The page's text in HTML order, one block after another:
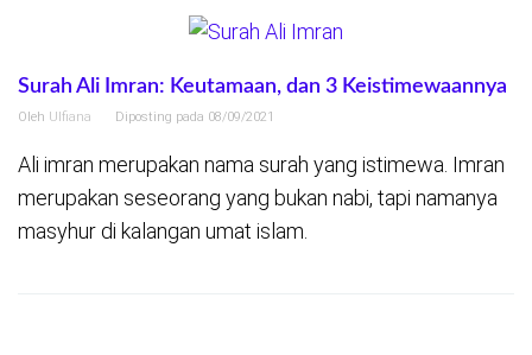
Surah Ali Imran: Keutamaan, dan 3 Keistimewaannya
Oleh Ulfiana Diposting pada 08/09/2021
Ali imran merupakan nama surah yang istimewa. Imran
merupakan seseorang yang bukan nabi, tapi namanya
masyhur di kalangan umat islam.